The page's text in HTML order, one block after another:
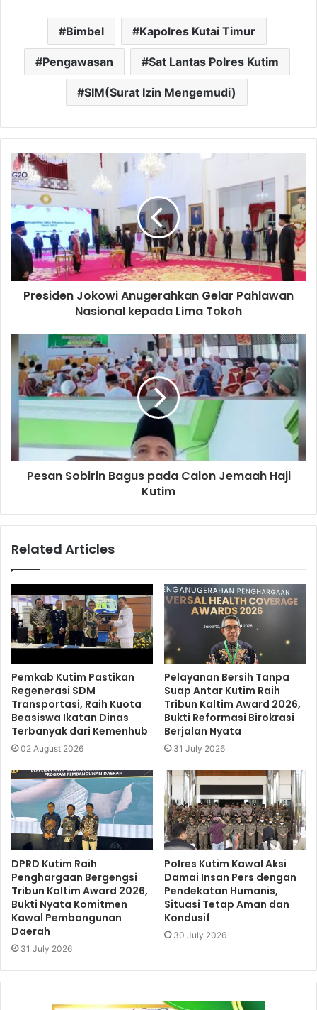
Bimbel Kapolres Kutai Timur
Pengawasan Sat Lantas Polres Kutim
SIM(Surat Izin Mengemudi)
Presiden Jokowi Anugerahkan Gelar Pahlawan
Nasional kepada Lima Tokoh
Pesan Sobirin Bagus pada Calon Jemaah Haji
Kutim
Related Articles
Pemkab Kutim Pastikan
Regenerasi SDM
Transportasi, Raih Kuota
Beasiswa Ikatan Dinas
Terbanyak dari Kemenhub
02 August 2026
Pelayanan Bersih Tanpa
Suap Antar Kutim Raih
Tribun Kaltim Award 2026,
Bukti Reformasi Birokrasi
Berjalan Nyata
31 July 2026
DPRD Kutim Raih
Penghargaan Bergengsi
Tribun Kaltim Award 2026,
Bukti Nyata Komitmen
Kawal Pembangunan
Daerah
31 July 2026
Polres Kutim Kawal Aksi
Damai Insan Pers dengan
Pendekatan Humanis,
Situasi Tetap Aman dan
Kondusif
30 July 2026